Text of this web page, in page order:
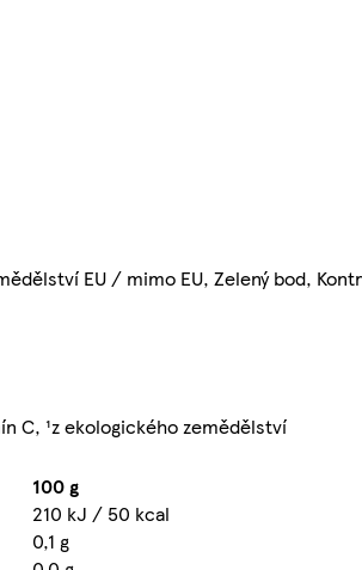
EU / mimo EU, Zelený bod,
C, ¹z ekologického zemědělství
100 g
210 kJ / 50 kcal
0,1 g